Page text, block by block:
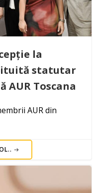
la
statutar
AUR Toscana
AUR din